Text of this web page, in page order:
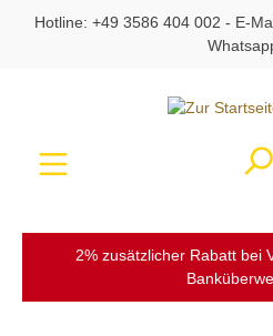
springen
Hotline: +49 3586 404 002 - E-
2% zusätzlicher Rabatt bei